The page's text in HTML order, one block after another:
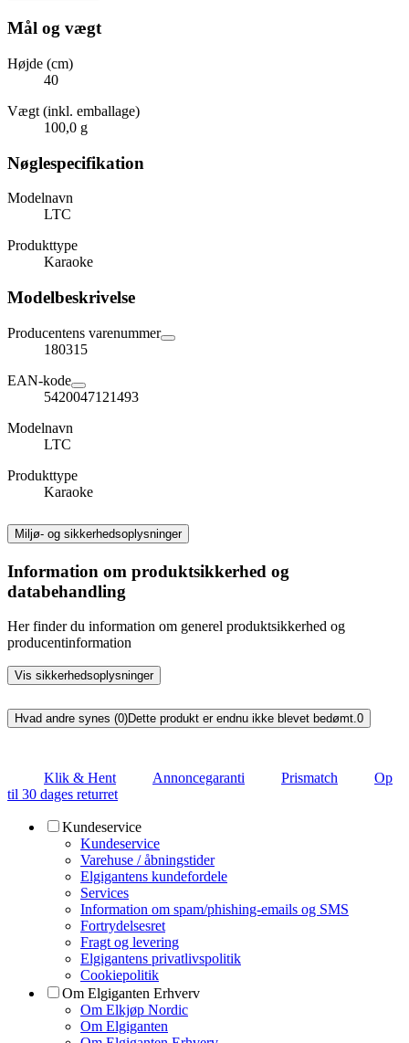
Mål og vægt
Højde (cm)
40
Vægt (inkl. emballage)
100,0 g
Nøglespecifikation
Modelnavn
LTC
Produkttype
Karaoke
Modelbeskrivelse
Producentens varenummer
180315
EAN-kode
5420047121493
Modelnavn
LTC
Produkttype
Karaoke
Miljø- og sikkerhedsoplysninger
Information om produktsikkerhed og
databehandling
Her finder du information om generel produktsikkerhed og
producentinformation
Vis sikkerhedsoplysninger
Hvad andre synes (0)Dette produkt er endnu ikke blevet bedømt.0
Klik & Hent Annoncegaranti Prismatch
Op
til 30 dages returret
Kundeservice
Kundeservice
Varehuse / åbningstider
Elgigantens kundefordele
Services
Information om spam/phishing-emails og SMS
Fortrydelsesret
Fragt og levering
Elgigantens privatlivspolitik
Cookiepolitik
Om Elgiganten Erhverv
Om Elkjøp Nordic
Om Elgiganten